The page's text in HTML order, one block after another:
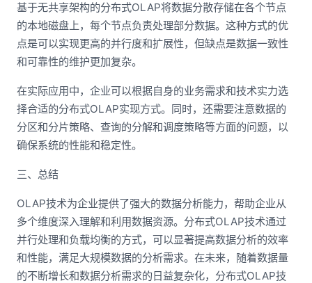
基于无共享架构的分布式OLAP将数据分散存储在各个节点
的本地磁盘上，每个节点负责处理部分数据。这种方式的优
点是可以实现更高的并行度和扩展性，但缺点是数据一致性
和可靠性的维护更加复杂。
在实际应用中，企业可以根据自身的业务需求和技术实力选
择合适的分布式OLAP实现方式。同时，还需要注意数据的
分区和分片策略、查询的分解和调度策略等方面的问题，以
确保系统的性能和稳定性。
三、总结
OLAP技术为企业提供了强大的数据分析能力，帮助企业从
多个维度深入理解和利用数据资源。分布式OLAP技术通过
并行处理和负载均衡的方式，可以显著提高数据分析的效率
和性能，满足大规模数据的分析需求。在未来，随着数据量
的不断增长和数据分析需求的日益复杂化，分布式OLAP技